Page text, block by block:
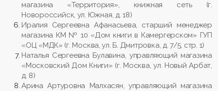
магазина «Территория», книжная сеть (г.
Новороссийск, ул. Южная, д. 18)
Иралия Сергеевна Афанасьева, старший менеджер
магазина КМ № 10 «Дом книги в Камергерском» ГУП
«ОЦ «МДК» (г. Москва, ул. Б. Дмитровка, д. 7/5, стр. 1)
Наталья Сергеевна Булавина, управляющий магазина
«Московский Дом Книги» (г. Москва, ул. Новый Арбат,
д. 8)
Арина Артуровна Малхасян, управляющий магазина